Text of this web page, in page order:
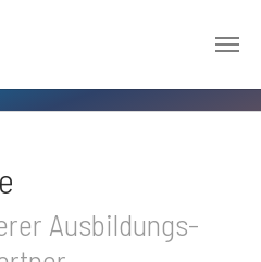
Ausbildungs-